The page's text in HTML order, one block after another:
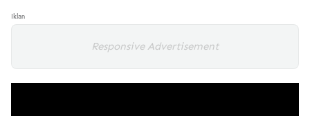
Iklan
Responsive Advertisement